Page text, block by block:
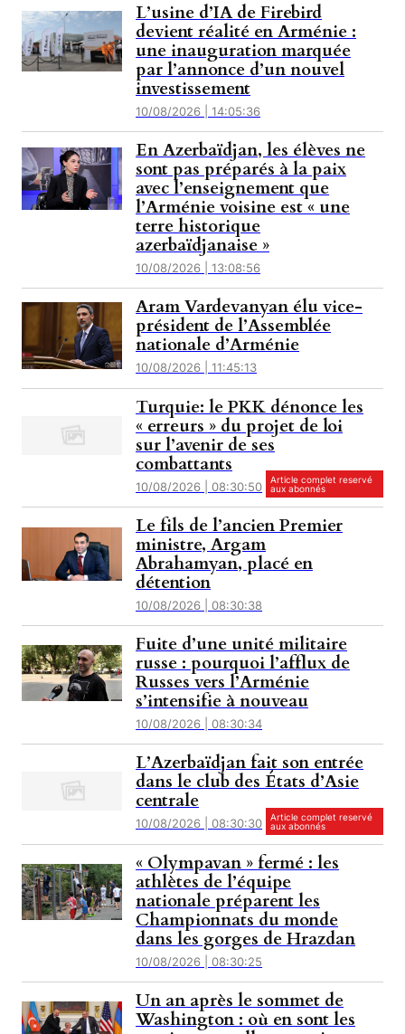
L’usine d’IA de Firebird
devient réalité en Arménie :
une inauguration marquée
par l’annonce d’un nouvel
investissement
10/08/2026 | 14:05:36
En Azerbaïdjan, les élèves ne
sont pas préparés à la paix
avec l’enseignement que
l’Arménie voisine est « une
terre historique
azerbaïdjanaise »
10/08/2026 | 13:08:56
Aram Vardevanyan élu vice-
président de l’Assemblée
nationale d’Arménie
10/08/2026 | 11:45:13
Turquie: le PKK dénonce les
« erreurs » du projet de loi
sur l’avenir de ses
combattants
10/08/2026 | 08:30:50
Article complet reservé
aux abonnés
Le fils de l’ancien Premier
ministre, Argam
Abrahamyan, placé en
détention
10/08/2026 | 08:30:38
Fuite d’une unité militaire
russe : pourquoi l’afflux de
Russes vers l’Arménie
s’intensifie à nouveau
10/08/2026 | 08:30:34
L’Azerbaïdjan fait son entrée
dans le club des États d’Asie
centrale
10/08/2026 | 08:30:30
Article complet reservé
aux abonnés
« Olympavan » fermé : les
athlètes de l’équipe
nationale préparent les
Championnats du monde
dans les gorges de Hrazdan
10/08/2026 | 08:30:25
Un an après le sommet de
Washington : où en sont les